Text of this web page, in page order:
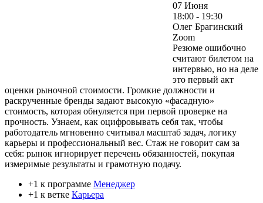
07 Июня
18:00 - 19:30
Олег Брагинский
Zoom
Резюме ошибочно
считают билетом на
интервью, но на деле
это первый акт
оценки рыночной стоимости. Громкие должности и
раскрученные бренды задают высокую «фасадную»
стоимость, которая обнуляется при первой проверке на
прочность. Узнаем, как оцифровывать себя так, чтобы
работодатель мгновенно считывал масштаб задач, логику
карьеры и профессиональный вес. Стаж не говорит сам за
себя: рынок игнорирует перечень обязанностей, покупая
измеримые результаты и грамотную подачу.
+1 к программе Менеджер
+1 к ветке Карьера